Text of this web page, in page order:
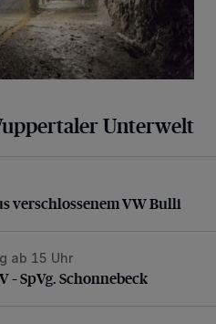
Unterwelt
VW Bulli
verschlossenem VW Bulli
SpVg. Schonnebeck
ab 15 Uhr
SpVg. Schonnebeck